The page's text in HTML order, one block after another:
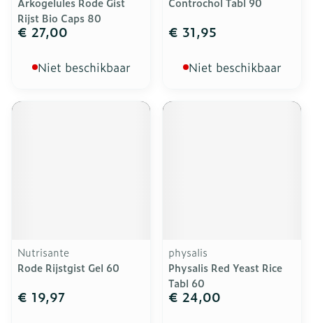
Rijst Bio Caps 80
€ 27,00
Niet beschikbaar
€ 31,95
Niet beschikbaar
Nutrisante
Rode Rijstgist Gel 60
€ 19,97
physalis
Physalis Red Yeast Rice
Tabl 60
€ 24,00